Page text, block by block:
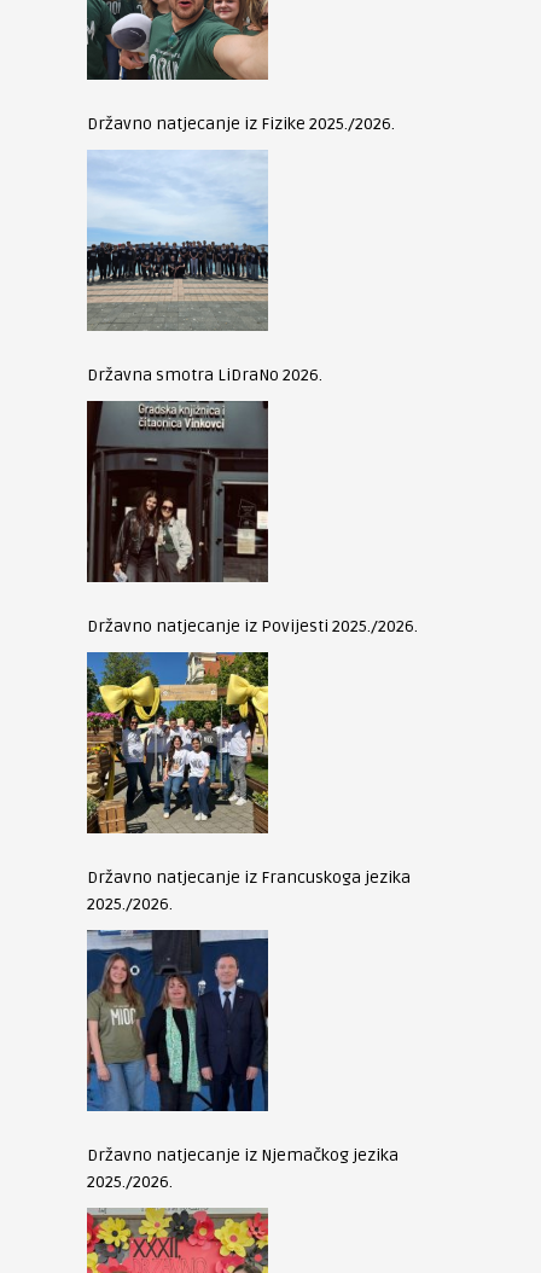
Državno natjecanje iz Fizike 2025./2026.
Državna smotra LiDraNo 2026.
Državno natjecanje iz Povijesti 2025./2026.
Državno natjecanje iz Francuskoga jezika
2025./2026.
Državno natjecanje iz Njemačkog jezika
2025./2026.